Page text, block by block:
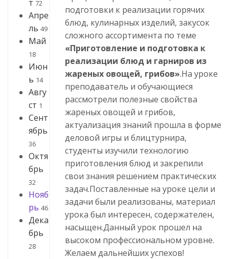
т 72
Апре
ль 49
Май
18
Июн
ь 14
Авгу
ст 1
Сент
ябрь
36
Октя
брь
32
Нояб
рь 46
Дека
брь
28
подготовки к реализации горячих
блюд, кулинарных изделий, закусок
сложного ассортимента по теме
«Приготовление и подготовка к
реализации блюд и гарниров из
жареных овощей, грибов».На уроке
преподаватель и обучающиеся
рассмотрели полезные свойства
жареных овощей и грибов,
актуализация знаний прошла в форме
деловой игры и блицтурнира,
студенты изучили технологию
приготовления блюд и закрепили
свои знания решением практических
задач.Поставленные на уроке цели и
задачи были реализованы, материал
урока был интересен, содержателен,
насыщен.Данный урок прошел на
высоком профессиональном уровне.
Желаем дальнейших успехов!